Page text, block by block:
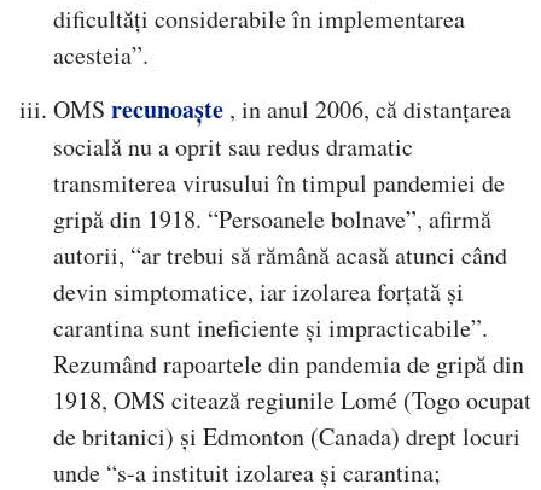
dificultăți considerabile în implementarea
acesteia”.
OMS recunoaște , in anul 2006, că distanțarea
socială nu a oprit sau redus dramatic
transmiterea virusului în timpul pandemiei de
gripă din 1918. “Persoanele bolnave”, afirmă
autorii, “ar trebui să rămână acasă atunci când
devin simptomatice, iar izolarea forțată și
carantina sunt ineficiente și impracticabile”.
Rezumând rapoartele din pandemia de gripă din
1918, OMS citează regiunile Lomé (Togo ocupat
de britanici) și Edmonton (Canada) drept locuri
unde “s-a instituit izolarea și carantina;